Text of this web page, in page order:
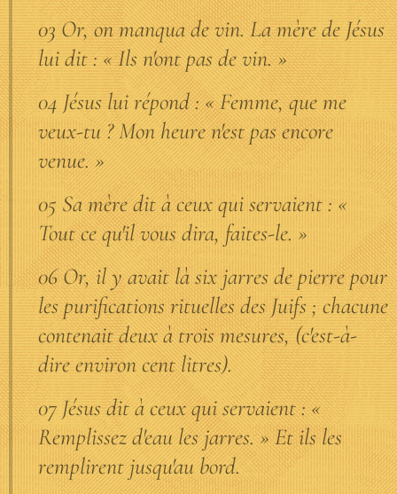
03 Or, on manqua de vin. La mère de Jésus
lui dit : « Ils n'ont pas de vin. »
04 Jésus lui répond : « Femme, que me
veux-tu ? Mon heure n'est pas encore
venue. »
05 Sa mère dit à ceux qui servaient : «
Tout ce qu'il vous dira, faites-le. »
06 Or, il y avait là six jarres de pierre pour
les purifications rituelles des Juifs ; chacune
contenait deux à trois mesures, (c'est-à-
dire environ cent litres).
07 Jésus dit à ceux qui servaient : «
Remplissez d'eau les jarres. » Et ils les
remplirent jusqu'au bord.